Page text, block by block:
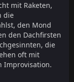
mit Raketen,
die
den Mond
den Dachfirsten
die
oft mit
Improvisation.